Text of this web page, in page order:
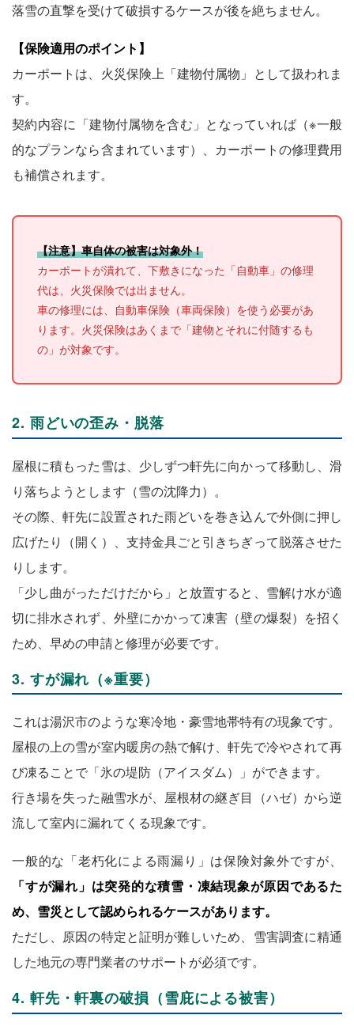
落雪の直撃を受けて破損するケースが後を絶ちません。
【保険適用のポイント】
カーポートは、火災保険上「建物付属物」として扱われま
す。
契約内容に「建物付属物を含む」となっていれば（※一般
的なプランなら含まれています）、カーポートの修理費用
も補償されます。
【注意】車自体の被害は対象外！
カーポートが潰れて、下敷きになった「自動車」の修理
代は、火災保険では出ません。
車の修理には、自動車保険（車両保険）を使う必要があ
ります。火災保険はあくまで「建物とそれに付随するも
の」が対象です。
2. 雨どいの歪み・脱落
屋根に積もった雪は、少しずつ軒先に向かって移動し、滑
り落ちようとします（雪の沈降力）。
その際、軒先に設置された雨どいを巻き込んで外側に押し
広げたり（開く）、支持金具ごと引きちぎって脱落させた
りします。
「少し曲がっただけだから」と放置すると、雪解け水が適
切に排水されず、外壁にかかって凍害（壁の爆裂）を招く
ため、早めの申請と修理が必要です。
3. すが漏れ（※重要）
これは湯沢市のような寒冷地・豪雪地帯特有の現象です。
屋根の上の雪が室内暖房の熱で解け、軒先で冷やされて再
び凍ることで「氷の堤防（アイスダム）」ができます。
行き場を失った融雪水が、屋根材の継ぎ目（ハゼ）から逆
流して室内に漏れてくる現象です。
一般的な「老朽化による雨漏り」は保険対象外ですが、
「すが漏れ」は突発的な積雪・凍結現象が原因であるた
め、雪災として認められるケースがあります。
ただし、原因の特定と証明が難しいため、雪害調査に精通
した地元の専門業者のサポートが必須です。
4. 軒先・軒裏の破損（雪庇による被害）